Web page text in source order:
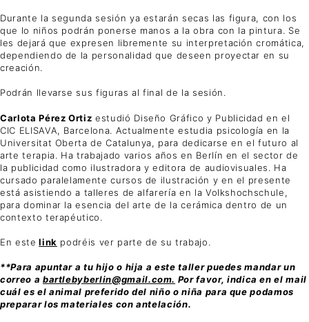
Durante la segunda sesión ya estarán secas las figura, con los
que lo niños podrán ponerse manos a la obra con la pintura. Se
les dejará que expresen libremente su interpretación cromática,
dependiendo de la personalidad que deseen proyectar en su
creación.
Podrán llevarse sus figuras al final de la sesión.
Carlota Pérez Ortiz estudió Diseño Gráfico y Publicidad en el
CIC ELISAVA, Barcelona. Actualmente estudia psicología en la
Universitat Oberta de Catalunya, para dedicarse en el futuro al
arte terapia. Ha trabajado varios años en Berlín en el sector de
la publicidad como ilustradora y editora de audiovisuales. Ha
cursado paralelamente cursos de ilustración y en el presente
está asistiendo a talleres de alfarería en la Volkshochschule,
para dominar la esencia del arte de la cerámica dentro de un
contexto terapéutico.
En este link podréis ver parte de su trabajo.
**Para apuntar a tu hijo o hija a este taller puedes mandar un
correo a bartlebyberlin@gmail.com. Por favor, indica en el mail
cuál es el animal preferido del niño o niña para que podamos
preparar los materiales con antelación.